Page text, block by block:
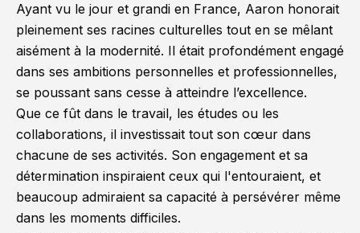
Ayant vu le jour et grandi en France, Aaron honorait
pleinement ses racines culturelles tout en se mêlant
aisément à la modernité. Il était profondément engagé
dans ses ambitions personnelles et professionnelles,
se poussant sans cesse à atteindre l’excellence.
Que ce fût dans le travail, les études ou les
collaborations, il investissait tout son cœur dans
chacune de ses activités. Son engagement et sa
détermination inspiraient ceux qui l'entouraient, et
beaucoup admiraient sa capacité à persévérer même
dans les moments difficiles.